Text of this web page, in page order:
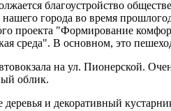
благоустройство
города во время
проекта "Формирование
среда". В основном, это
на ул. Пионерской.
облик.
и декоративный